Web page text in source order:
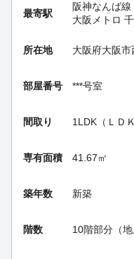
最寄駅
阪神なんば線
大阪メトロ
所在地 大阪府大阪
部屋番号 ***号室
間取り 1LDK（ＬＤ
専有面積 41.67㎡
築年数 新築
階数 10階部分（地